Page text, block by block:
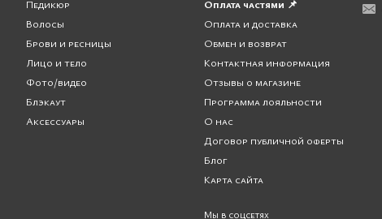
Педикюр
Волосы
Брови и ресницы
Лицо и тело
Фото/видео
Блэкаут
Аксессуары
Оплата частями 📌
Оплата и доставка
Обмен и возврат
Контактная информация
Отзывы о магазине
Программа лояльности
О нас
Договор публичной оферты
Блог
Карта сайта
Мы в соцсетях